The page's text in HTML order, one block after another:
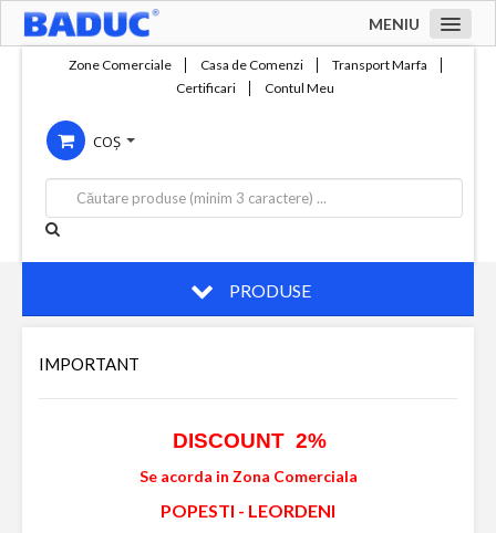
MENIU
Compania
Servicii
Productie
Contact
Zone Comerciale Casa de Comenzi
Transport Marfa
Certificari
Contul Meu
COȘ
PRODUSE
IMPORTANT
DISCOUNT 2%
Se acorda in Zona Comerciala
POPESTI - LEORDENI